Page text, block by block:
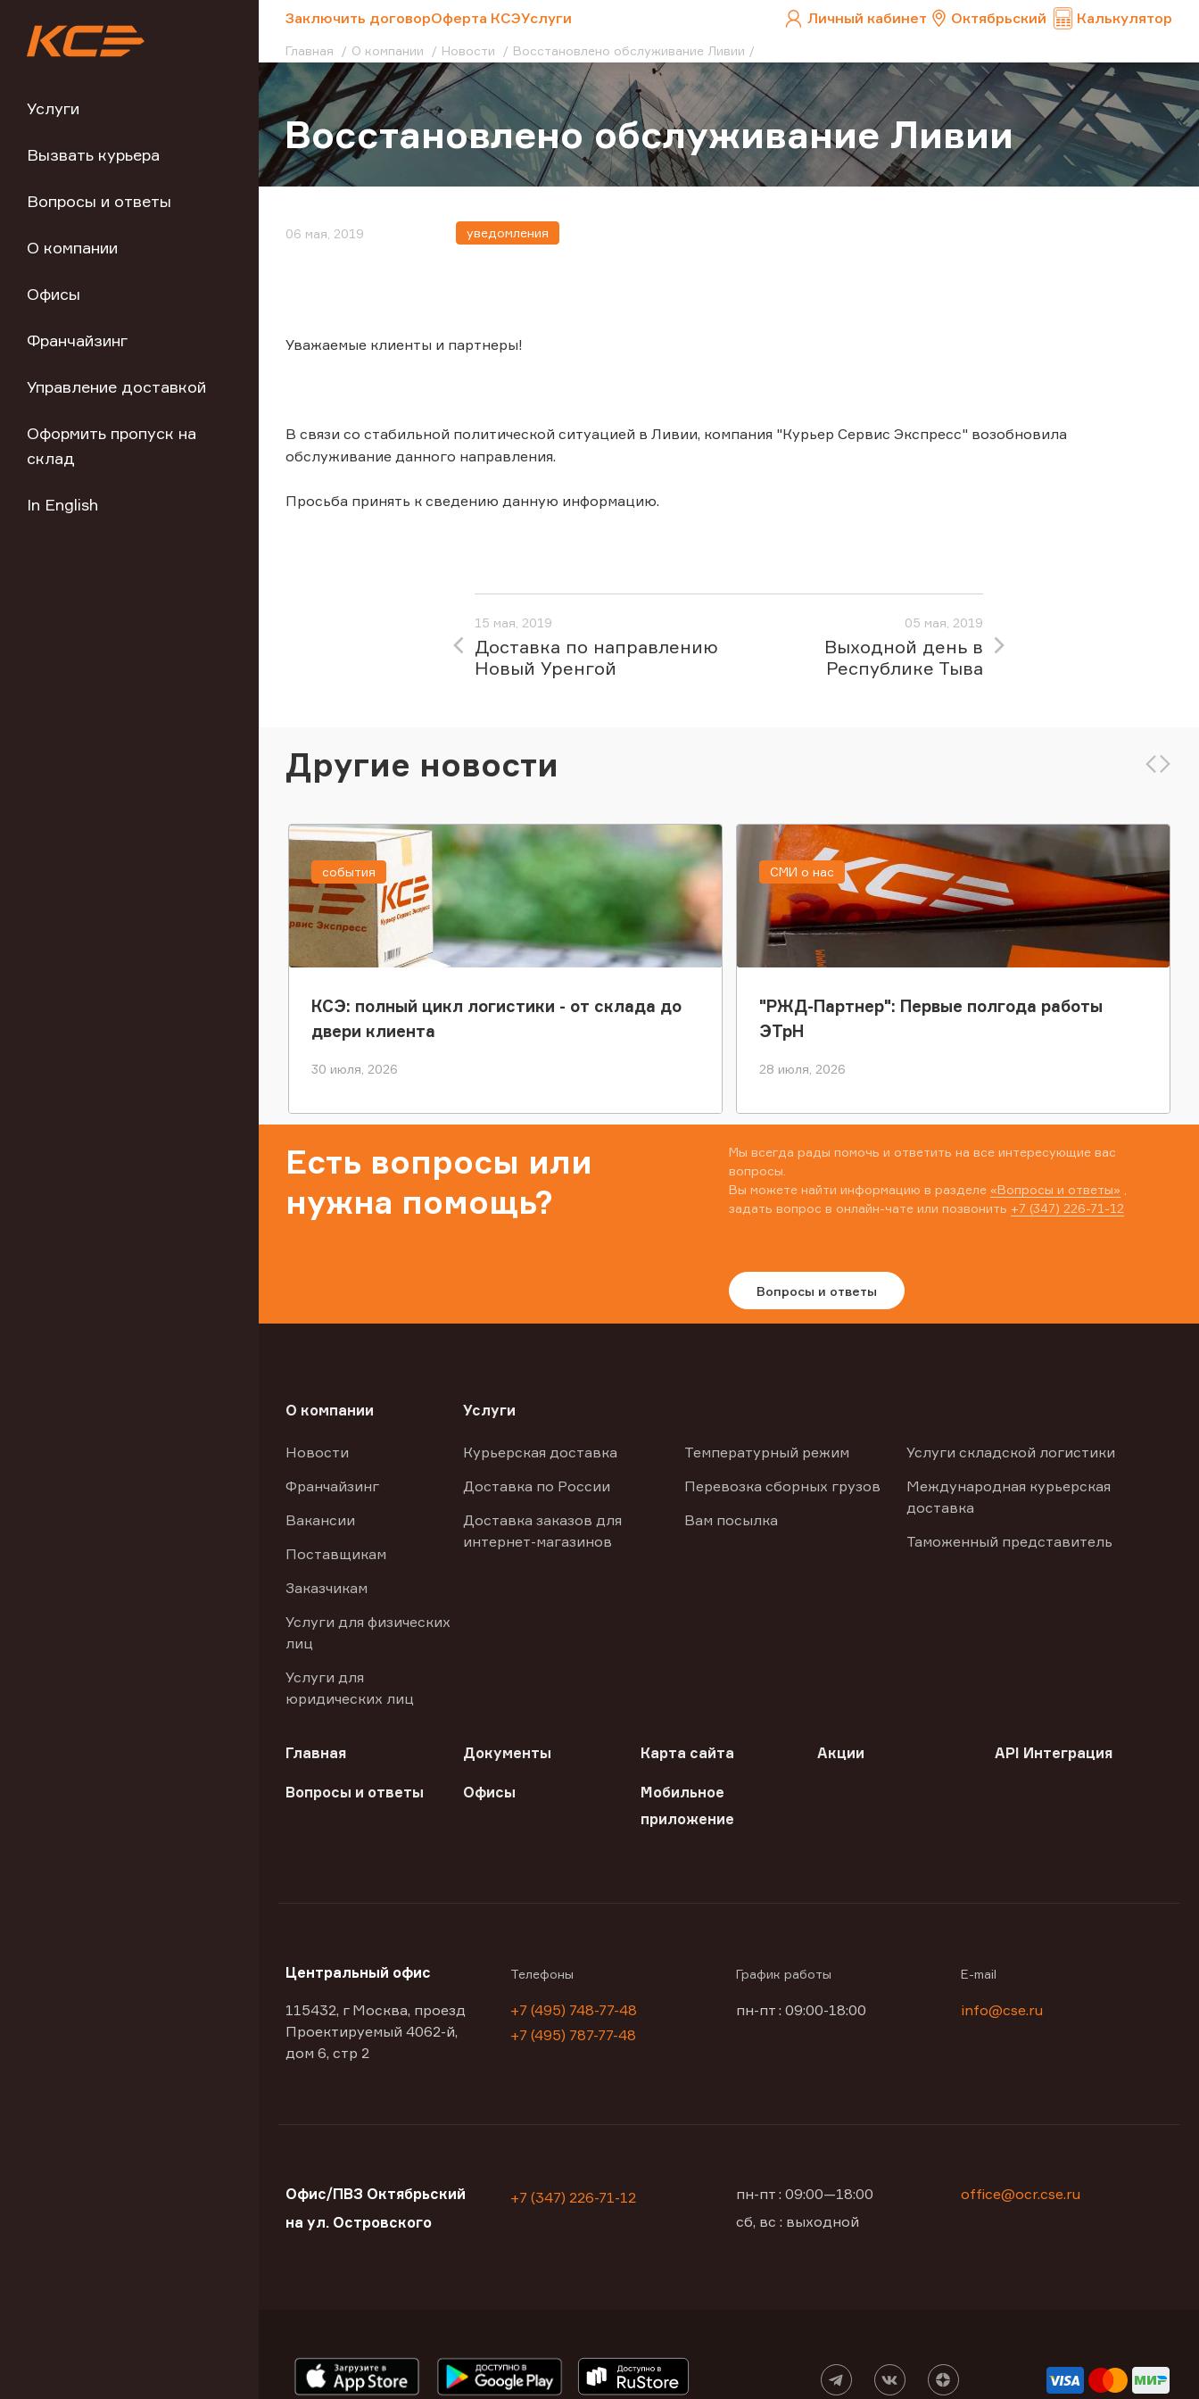
Услуги
Вызвать курьера
Вопросы и ответы
О компании
Офисы
Франчайзинг
Управление доставкой
Оформить пропуск на
склад
In English
Заключить договорОферта КСЭУслуги Личный кабинет Октябрьский Калькулятор
Главная О компании Новости Восстановлено обслуживание Ливии
Восстановлено обслуживание Ливии
06 мая, 2019 уведомления
Уважаемые клиенты и партнеры!
В связи со стабильной политической ситуацией в Ливии, компания "Курьер Сервис Экспресс" возобновила
обслуживание данного направления.
Просьба принять к сведению данную информацию.
15 мая, 2019
Доставка по направлению
Новый Уренгой
05 мая, 2019
Выходной день в
Республике Тыва
Другие новости
КСЭ: полный цикл логистики - от склада до
двери клиента
30 июля, 2026
события
"РЖД-Партнер": Первые полгода работы
ЭТрН
28 июля, 2026
СМИ о нас
Есть вопросы или
нужна помощь?
Мы всегда рады помочь и ответить на все интересующие вас
вопросы.
Вы можете найти информацию в разделе «Вопросы и ответы»
задать вопрос в онлайн-чате или позвонить +7 (347) 226-71-12
Вопросы и ответы
О компании
Новости
Франчайзинг
Вакансии
Поставщикам
Заказчикам
Услуги для физических
лиц
Услуги для
юридических лиц
Услуги
Курьерская доставка
Доставка по России
Доставка заказов для
интернет-магазинов
Температурный режим
Перевозка сборных грузов
Вам посылка
Услуги складской логистики
Международная курьерская
доставка
Таможенный представитель
Главная Документы Карта сайта Акции API Интеграция
Вопросы и ответы Офисы
Мобильное
приложение
Центральный офис
115432, г Москва, проезд
Проектируемый 4062-й,
дом 6, стр 2
Телефоны
+7 (495) 748-77-48
+7 (495) 787-77-48
График работы
пн-пт : 09:00-18:00
E-mail
info@cse.ru
Офис/ПВЗ Октябрьский
на ул. Островского
+7 (347) 226-71-12
пн-пт : 09:00—18:00
сб, вс : выходной
office@ocr.cse.ru